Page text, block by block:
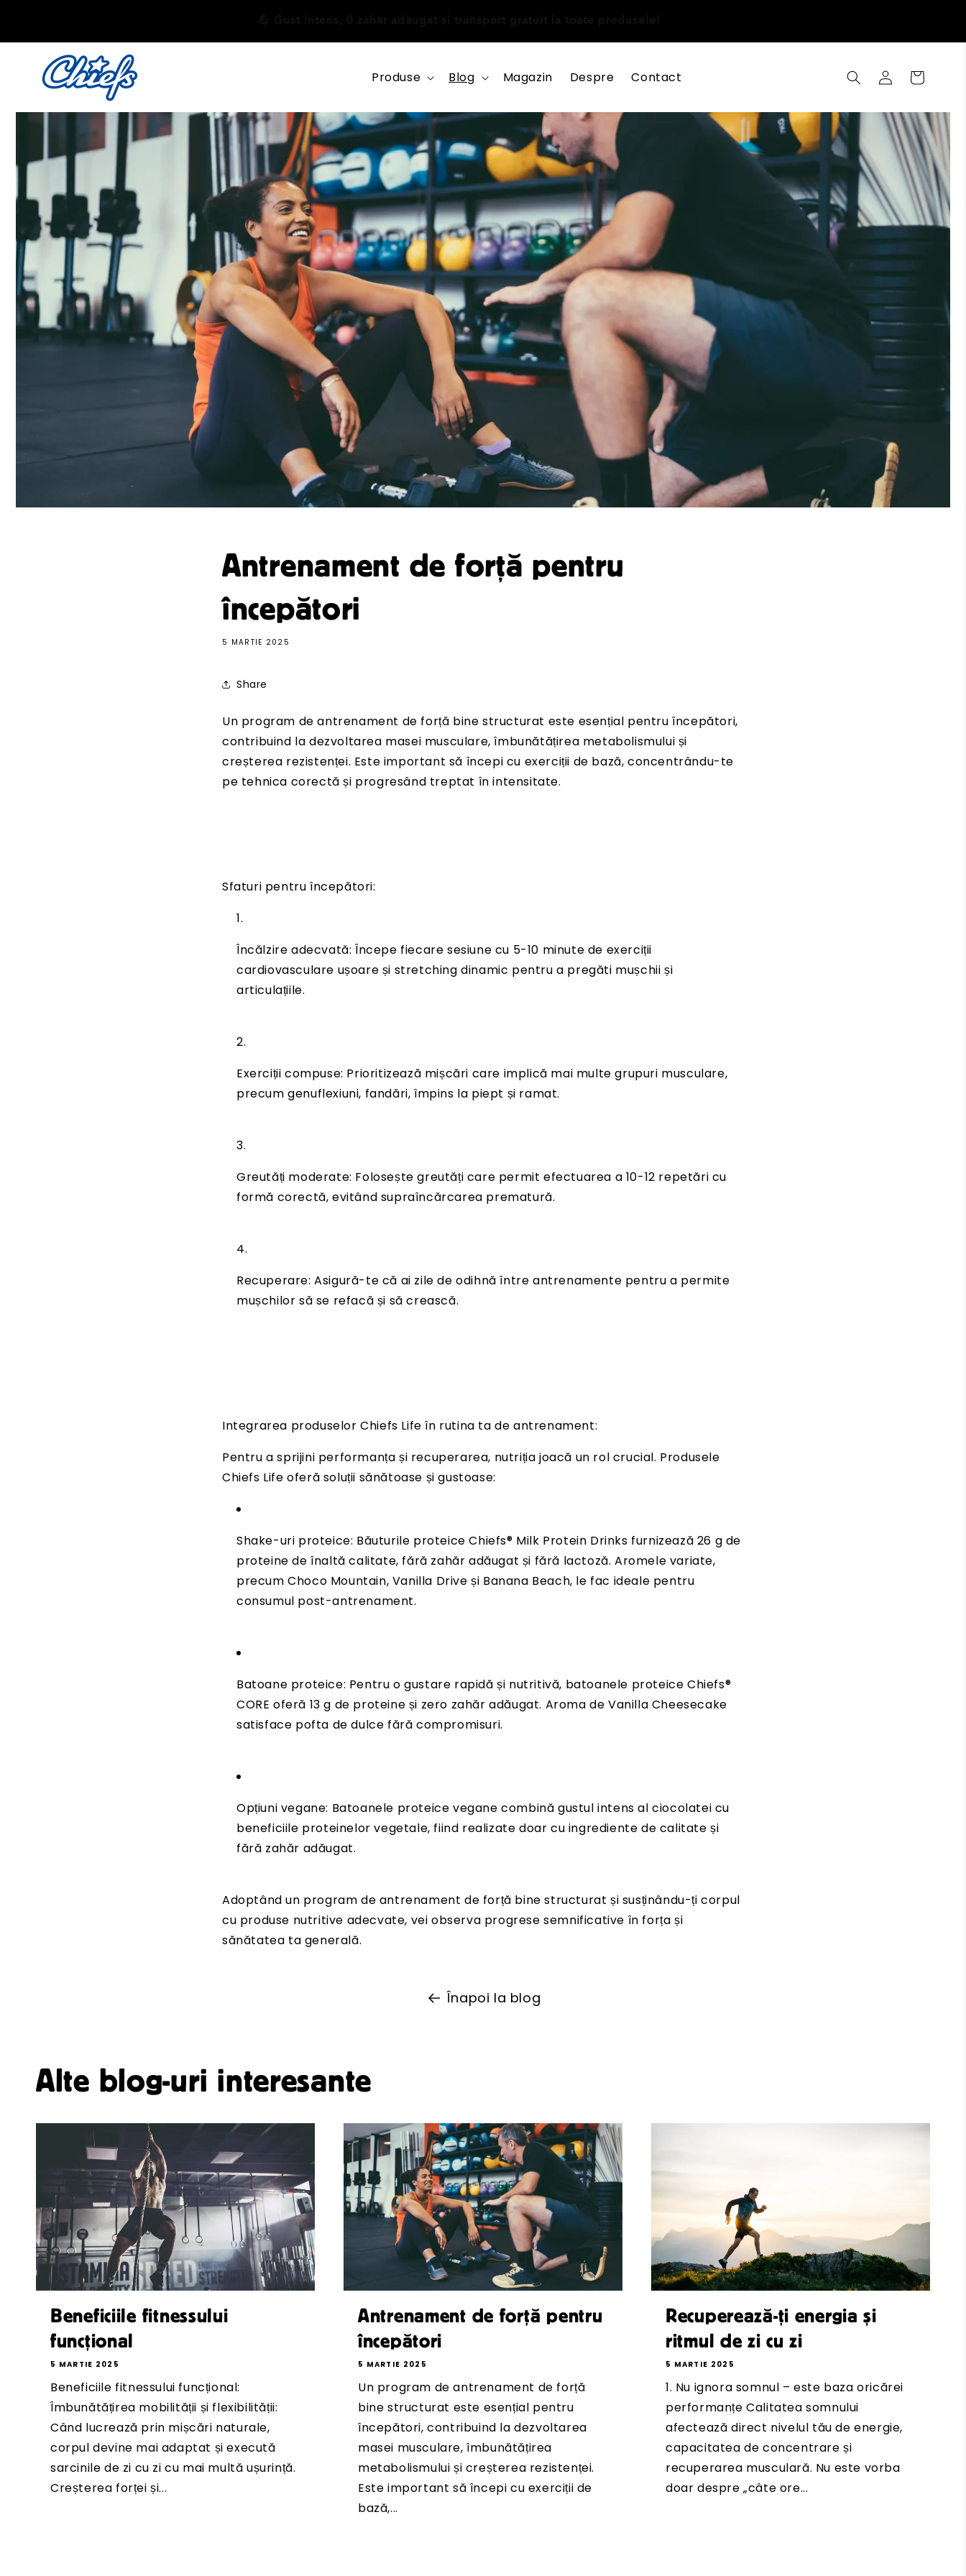
Produse Blog Magazin Despre Contact
Conectați-
vă
Coș
Antrenament de forță pentru
începători
5 MARTIE 2025
Share
Un program de antrenament de forță bine structurat este esențial pentru începători,
contribuind la dezvoltarea masei musculare, îmbunătățirea metabolismului și
creșterea rezistenței. Este important să începi cu exerciții de bază, concentrându-te
pe tehnica corectă și progresând treptat în intensitate.
Sfaturi pentru începători:
Încălzire adecvată: Începe fiecare sesiune cu 5-10 minute de exerciții
cardiovasculare ușoare și stretching dinamic pentru a pregăti mușchii și
articulațiile.
Exerciții compuse: Prioritizează mișcări care implică mai multe grupuri musculare,
precum genuflexiuni, fandări, împins la piept și ramat.
Greutăți moderate: Folosește greutăți care permit efectuarea a 10-12 repetări cu
formă corectă, evitând supraîncărcarea prematură.
Recuperare: Asigură-te că ai zile de odihnă între antrenamente pentru a permite
mușchilor să se refacă și să crească.
Integrarea produselor Chiefs Life în rutina ta de antrenament:
Pentru a sprijini performanța și recuperarea, nutriția joacă un rol crucial. Produsele
Chiefs Life oferă soluții sănătoase și gustoase:
Shake-uri proteice: Băuturile proteice Chiefs® Milk Protein Drinks furnizează 26 g de
proteine de înaltă calitate, fără zahăr adăugat și fără lactoză. Aromele variate,
precum Choco Mountain, Vanilla Drive și Banana Beach, le fac ideale pentru
consumul post-antrenament.
Batoane proteice: Pentru o gustare rapidă și nutritivă, batoanele proteice Chiefs®
CORE oferă 13 g de proteine și zero zahăr adăugat. Aroma de Vanilla Cheesecake
satisface pofta de dulce fără compromisuri.
Opțiuni vegane: Batoanele proteice vegane combină gustul intens al ciocolatei cu
beneficiile proteinelor vegetale, fiind realizate doar cu ingrediente de calitate și
fără zahăr adăugat.
Adoptând un program de antrenament de forță bine structurat și susținându-ți corpul
cu produse nutritive adecvate, vei observa progrese semnificative în forța și
sănătatea ta generală.
Înapoi la blog
Alte blog-uri interesante
Beneficiile fitnessului
funcțional
5 MARTIE 2025
Beneficiile fitnessului funcțional:
Îmbunătățirea mobilității și flexibilității:
Când lucrează prin mișcări naturale,
corpul devine mai adaptat și execută
sarcinile de zi cu zi cu mai multă ușurință.
Creșterea forței și...
Antrenament de forță pentru
începători
5 MARTIE 2025
Un program de antrenament de forță
bine structurat este esențial pentru
începători, contribuind la dezvoltarea
masei musculare, îmbunătățirea
metabolismului și creșterea rezistenței.
Este important să începi cu exerciții de
bază,...
Recuperează-ți energia și
ritmul de zi cu zi
5 MARTIE 2025
1. Nu ignora somnul – este baza oricărei
performanțe Calitatea somnului
afectează direct nivelul tău de energie,
capacitatea de concentrare și
recuperarea musculară. Nu este vorba
doar despre „câte ore...